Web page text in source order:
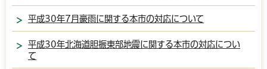
平成30年7月豪雨に関する本市の対応について
平成30年北海道胆振東部地震に関する本市の対応につい
て